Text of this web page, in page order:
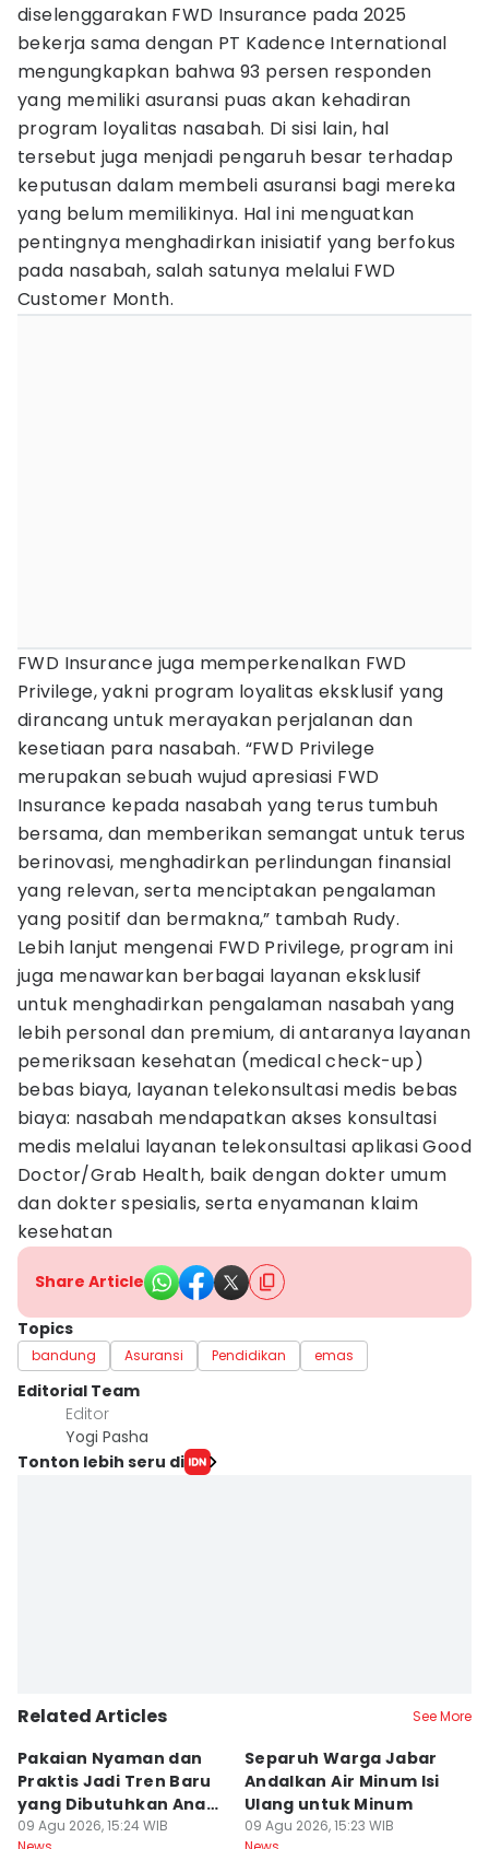
diselenggarakan FWD Insurance pada 2025
bekerja sama dengan PT Kadence International
mengungkapkan bahwa 93 persen responden
yang memiliki asuransi puas akan kehadiran
program loyalitas nasabah. Di sisi lain, hal
tersebut juga menjadi pengaruh besar terhadap
keputusan dalam membeli asuransi bagi mereka
yang belum memilikinya. Hal ini menguatkan
pentingnya menghadirkan inisiatif yang berfokus
pada nasabah, salah satunya melalui FWD
Customer Month.
FWD Insurance juga memperkenalkan FWD
Privilege, yakni program loyalitas eksklusif yang
dirancang untuk merayakan perjalanan dan
kesetiaan para nasabah. “FWD Privilege
merupakan sebuah wujud apresiasi FWD
Insurance kepada nasabah yang terus tumbuh
bersama, dan memberikan semangat untuk terus
berinovasi, menghadirkan perlindungan finansial
yang relevan, serta menciptakan pengalaman
yang positif dan bermakna,” tambah Rudy.
Lebih lanjut mengenai FWD Privilege, program ini
juga menawarkan berbagai layanan eksklusif
untuk menghadirkan pengalaman nasabah yang
lebih personal dan premium, di antaranya layanan
pemeriksaan kesehatan (medical check-up)
bebas biaya, layanan telekonsultasi medis bebas
biaya: nasabah mendapatkan akses konsultasi
medis melalui layanan telekonsultasi aplikasi Good
Doctor/Grab Health, baik dengan dokter umum
dan dokter spesialis, serta enyamanan klaim
kesehatan
Share Article
Topics
bandung Asuransi Pendidikan emas
Editorial Team
Editor
Yogi Pasha
Tonton lebih seru di
Related Articles See More
Pakaian Nyaman dan
Praktis Jadi Tren Baru
yang Dibutuhkan Anak
Muda
09 Agu 2026, 15:24 WIB
Separuh Warga Jabar
Andalkan Air Minum Isi
Ulang untuk Minum
09 Agu 2026, 15:23 WIB